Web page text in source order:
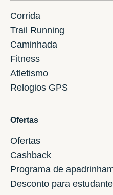
Corrida
Trail Running
Caminhada
Fitness
Atletismo
Relogios GPS
Ofertas
Ofertas
Cashback
Programa de
Desconto para